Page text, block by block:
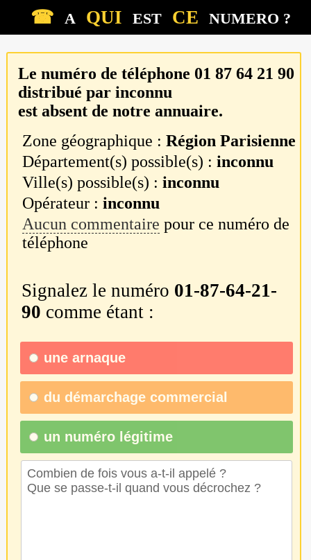
☎ A QUI EST CE NUMERO ?
Le numéro de téléphone 01 87 64 21 90
distribué par inconnu
est absent de notre annuaire.
Zone géographique :Région Parisienne
Département(s) possible(s) :inconnu
Ville(s) possible(s) :inconnu
Opérateur :inconnu
Aucun commentaire pour ce numéro de
téléphone
Signalez le numéro 01-87-64-21-
90 comme étant :
une arnaque
du démarchage commercial
un numéro légitime